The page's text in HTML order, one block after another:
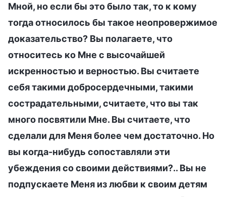
Мной, но если бы это было так, то к кому
тогда относилось бы такое неопровержимое
доказательство? Вы полагаете, что
относитесь ко Мне с высочайшей
искренностью и верностью. Вы считаете
себя такими добросердечными, такими
сострадательными, считаете, что вы так
много посвятили Мне. Вы считаете, что
сделали для Меня более чем достаточно. Но
вы когда-нибудь сопоставляли эти
убеждения со своими действиями?.. Вы не
подпускаете Меня из любви к своим детям